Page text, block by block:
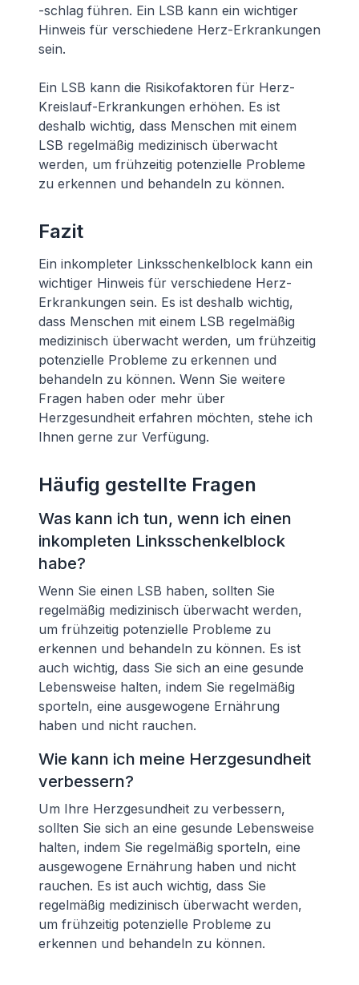
-schlag führen. Ein LSB kann ein wichtiger
Hinweis für verschiedene Herz-Erkrankungen
sein.
Ein LSB kann die Risikofaktoren für Herz-
Kreislauf-Erkrankungen erhöhen. Es ist
deshalb wichtig, dass Menschen mit einem
LSB regelmäßig medizinisch überwacht
werden, um frühzeitig potenzielle Probleme
zu erkennen und behandeln zu können.
Fazit
Ein inkompleter Linksschenkelblock kann ein
wichtiger Hinweis für verschiedene Herz-
Erkrankungen sein. Es ist deshalb wichtig,
dass Menschen mit einem LSB regelmäßig
medizinisch überwacht werden, um frühzeitig
potenzielle Probleme zu erkennen und
behandeln zu können. Wenn Sie weitere
Fragen haben oder mehr über
Herzgesundheit erfahren möchten, stehe ich
Ihnen gerne zur Verfügung.
Häufig gestellte Fragen
Was kann ich tun, wenn ich einen
inkompleten Linksschenkelblock
habe?
Wenn Sie einen LSB haben, sollten Sie
regelmäßig medizinisch überwacht werden,
um frühzeitig potenzielle Probleme zu
erkennen und behandeln zu können. Es ist
auch wichtig, dass Sie sich an eine gesunde
Lebensweise halten, indem Sie regelmäßig
sporteln, eine ausgewogene Ernährung
haben und nicht rauchen.
Wie kann ich meine Herzgesundheit
verbessern?
Um Ihre Herzgesundheit zu verbessern,
sollten Sie sich an eine gesunde Lebensweise
halten, indem Sie regelmäßig sporteln, eine
ausgewogene Ernährung haben und nicht
rauchen. Es ist auch wichtig, dass Sie
regelmäßig medizinisch überwacht werden,
um frühzeitig potenzielle Probleme zu
erkennen und behandeln zu können.